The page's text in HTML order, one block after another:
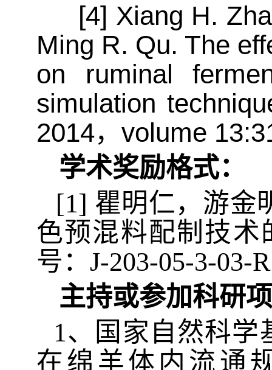
[4] Xiang H.
Ming R. Qu. The
on ruminal
simulation
2014， volume
学术奖励格式：
[1] 瞿明仁，游金
色预混料配制技术
号： J-203-05-3-03-
主持或参加科研
1、国家自然科学
在绵羊体内流通